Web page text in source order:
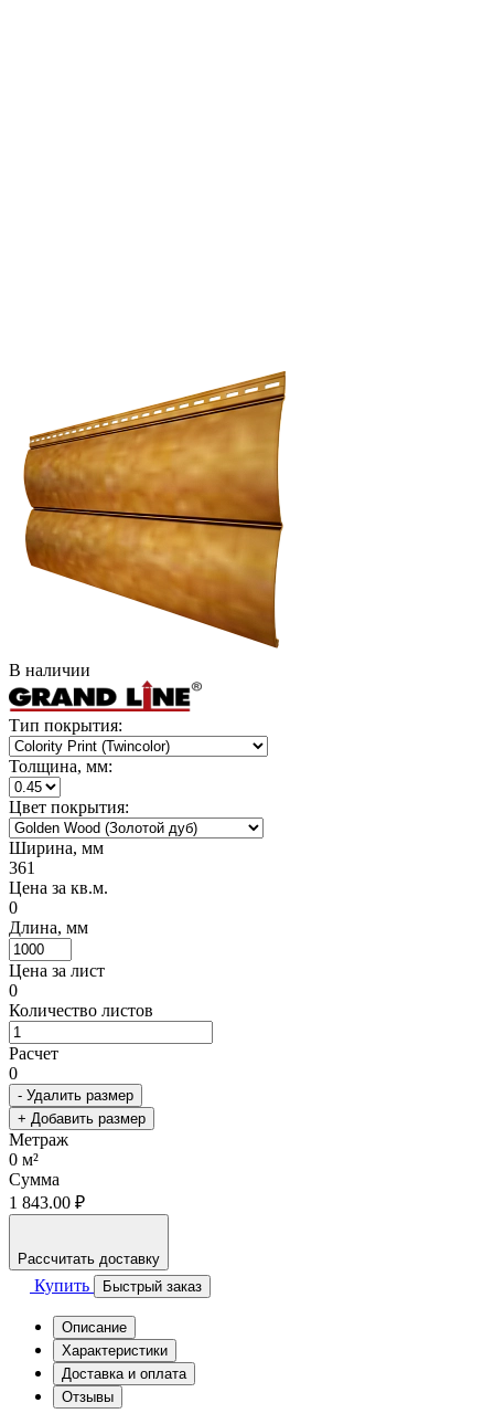
В наличии
Тип покрытия:
Толщина, мм:
Цвет покрытия:
Ширина, мм
361
Цена за кв.м.
0
Длина, мм
Цена за лист
0
Количество листов
Расчет
0
- Удалить размер
+ Добавить размер
Метраж
0 м²
Сумма
1 843.00 ₽
Рассчитать доставку
Купить Быстрый заказ
Описание
Характеристики
Доставка и оплата
Отзывы